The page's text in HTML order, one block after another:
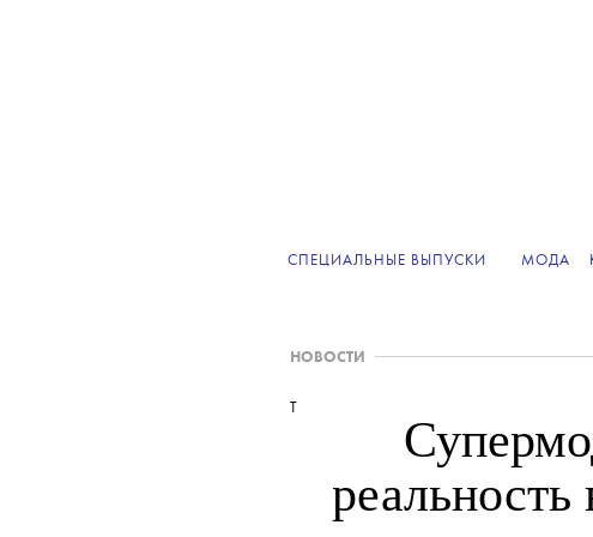
СПЕЦИАЛЬНЫЕ ВЫПУСКИ МОДА
НОВОСТИ
T